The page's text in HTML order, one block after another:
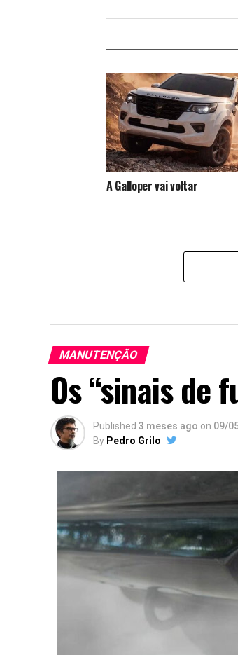
A Galloper vai voltar
MANUTENÇÃO
Os “sinais de
Published 3 meses ago on 09/
By Pedro Grilo